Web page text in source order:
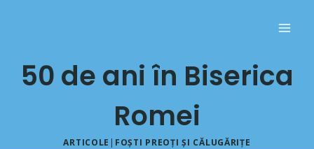
50 de ani în Biserica
Romei
ARTICOLE | FOȘTI PREOȚI ȘI CĂLUGĂRIȚE